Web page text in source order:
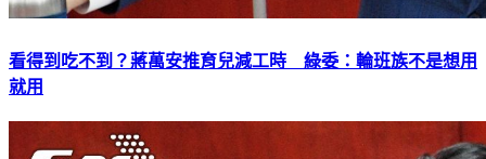
看得到吃不到？蔣萬安推育兒減工時 綠委：輪班族不是想用
就用